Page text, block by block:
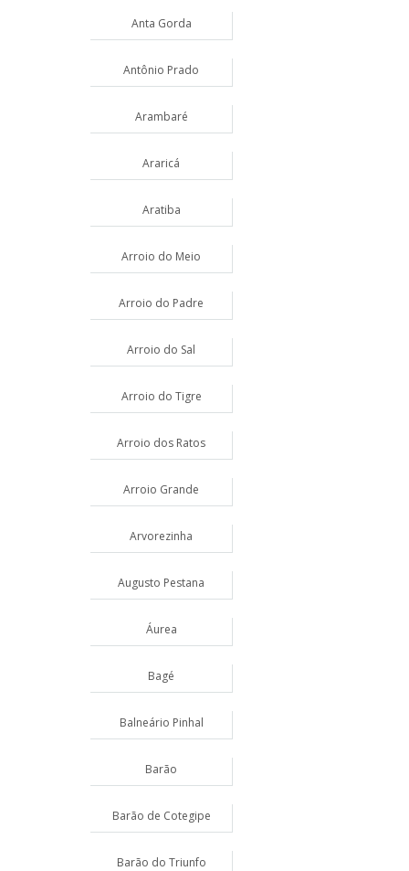
Anta Gorda
Antônio Prado
Arambaré
Araricá
Aratiba
Arroio do Meio
Arroio do Padre
Arroio do Sal
Arroio do Tigre
Arroio dos Ratos
Arroio Grande
Arvorezinha
Augusto Pestana
Áurea
Bagé
Balneário Pinhal
Barão
Barão de Cotegipe
Barão do Triunfo